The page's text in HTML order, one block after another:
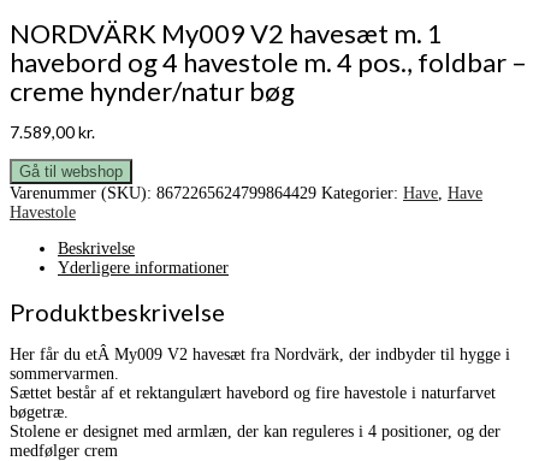
NORDVÄRK My009 V2 havesæt m. 1
havebord og 4 havestole m. 4 pos., foldbar –
creme hynder/natur bøg
7.589,00kr.
Gå til webshop
Varenummer (SKU): 8672265624799864429 Kategorier: Have, Have
Havestole
Beskrivelse
Yderligere informationer
Produktbeskrivelse
Her får du etÂ My009 V2 havesæt fra Nordvärk, der indbyder til hygge i
sommervarmen.
Sættet består af et rektangulært havebord og fire havestole i naturfarvet
bøgetræ.
Stolene er designet med armlæn, der kan reguleres i 4 positioner, og der
medfølger crem